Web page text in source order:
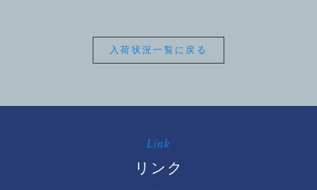
入荷状況一覧に戻る
Link
リンク